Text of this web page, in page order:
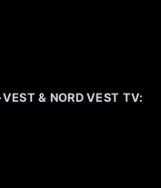
& NORD VEST TV: